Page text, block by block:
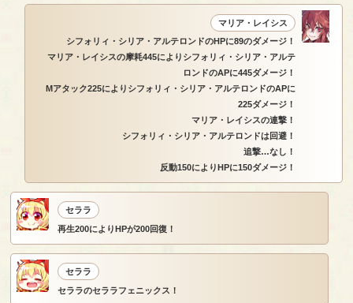
マリア・レイシス
シフォリィ・シリア・アルテロンドのHPに89のダメージ！
マリア・レイシスの摩耗445によりシフォリィ・シリア・アルテ
ロンドのAPに445ダメージ！
Mアタック225によりシフォリィ・シリア・アルテロンドのAPに
225ダメージ！
マリア・レイシスの連撃！
シフォリィ・シリア・アルテロンドは回避！
追撃…なし！
反動150によりHPに150ダメージ！
セララ
再生200によりHPが200回復！
セララ
セララのセララフェニックス！